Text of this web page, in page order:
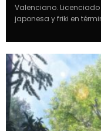
Valenciano.
japonesa y friki en